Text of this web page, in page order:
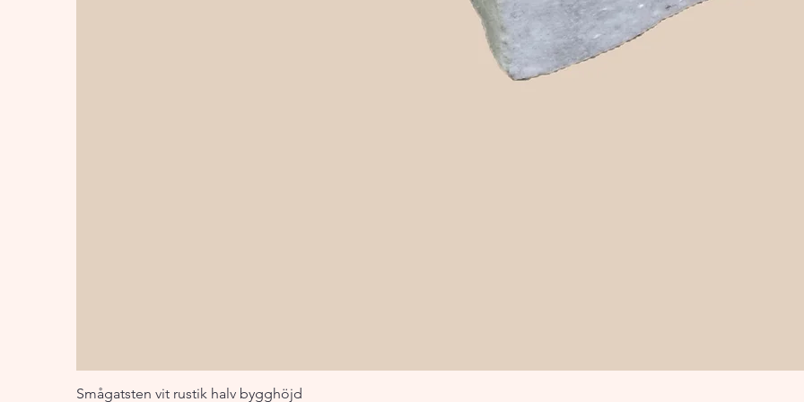
Smågatsten vit rustik halv bygghöjd